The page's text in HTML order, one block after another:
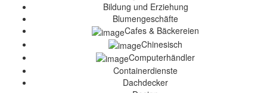
Bildung und Erziehung
Blumengeschäfte
Cafes & Bäckereien
Chinesisch
Computerhändler
Containerdienste
Dachdecker